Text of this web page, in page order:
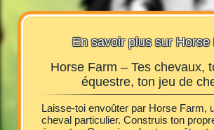
En savoir plus sur Horse
Horse Farm – Tes chevaux,
équestre, ton jeu de
Laisse-toi envoûter par Horse Farm,
cheval particulier. Construis ton